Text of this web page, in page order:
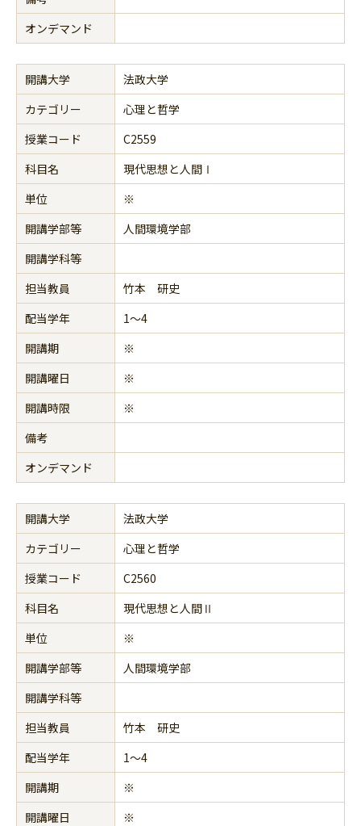
オンデマンド
開講大学
法政大学
カテゴリー
心理と哲学
授業コード
C2559
科目名
現代思想と人間Ⅰ
単位
※
開講学部等
人間環境学部
開講学科等
担当教員
竹本 研史
配当学年
1～4
開講期
※
開講曜日
※
開講時限
※
備考
オンデマンド
開講大学
法政大学
カテゴリー
心理と哲学
授業コード
C2560
科目名
現代思想と人間Ⅱ
単位
※
開講学部等
人間環境学部
開講学科等
担当教員
竹本 研史
配当学年
1～4
開講期
※
開講曜日
※